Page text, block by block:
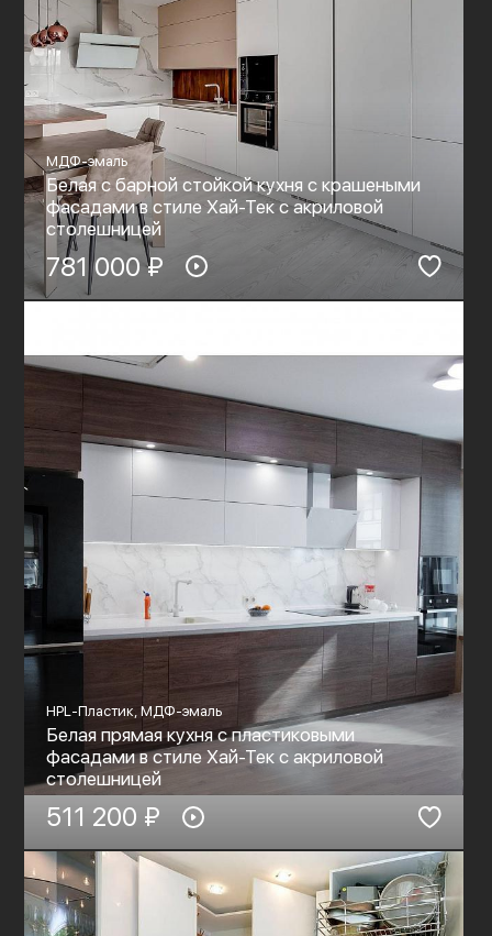
МДФ-эмаль
Белая с барной стойкой кухня с крашеными
фасадами в стиле Хай-Тек c акриловой
столешницей
781 000 ₽
HPL-Пластик, МДФ-эмаль
Белая прямая кухня с пластиковыми
фасадами в стиле Хай-Тек c акриловой
столешницей
511 200 ₽